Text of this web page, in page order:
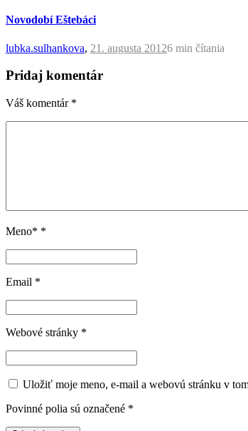
Novodobí Eštebáci
lubka.sulhankova, 21. augusta 20126 min čítania
Pridaj komentár
Váš komentár *
Meno* *
Email *
Webové stránky *
Uložiť moje meno, e-mail a webovú stránku v
Povinné polia sú označené *